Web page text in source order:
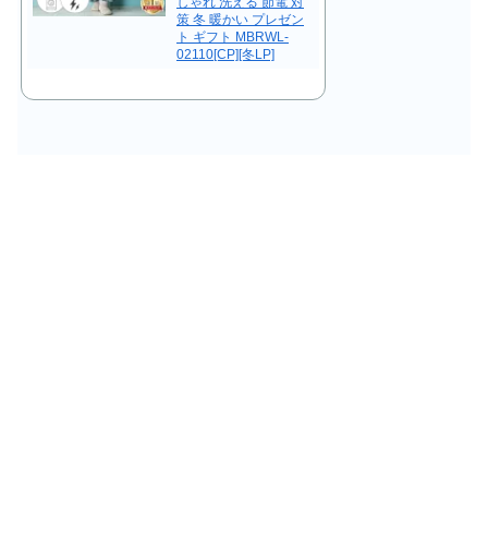
策 冬 暖かい プレゼン
ト ギフト MBRWL-
02110[CP][冬LP]